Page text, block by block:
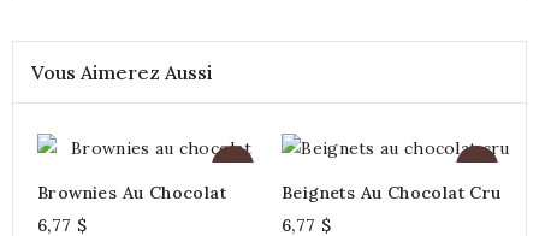
Vous Aimerez Aussi
Brownies Au Chocolat
6,77 $
Beignets Au Chocolat Cru
6,77 $